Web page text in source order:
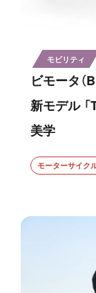
モビリティ
ビモータ
新モデル 「
美学
モーターサイク